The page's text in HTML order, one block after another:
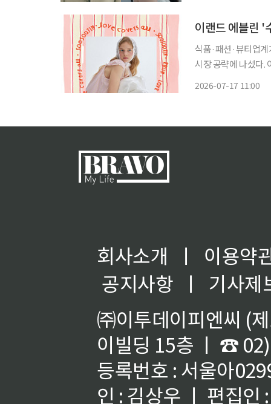
이랜드 에블린 '
식품·패션·뷰티업
시장 공략에 나섰다.
2026-07-17 11:00
회사소개 ㅣ
이용약
공지사항
ㅣ
기사제
㈜이투데이피엔씨 (
이빌딩 15층 ㅣ ☎
등록번호 : 서울아
인 : 김상우 ㅣ 편집인